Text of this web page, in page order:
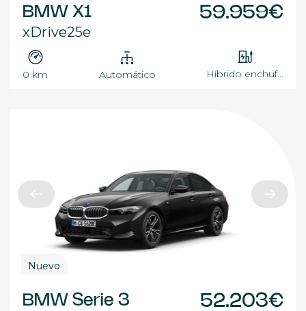
BMW X1
xDrive25e
59.959€
0 km Automático Híbrido enchuf...
Nuevo
BMW Serie 3
52.203€